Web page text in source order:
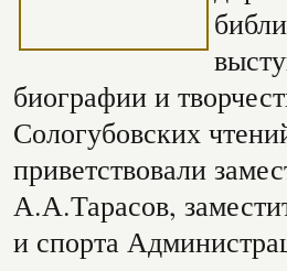
биографии и
Сологубовских
приветствовали
А.А.Тарасов,
и спорта